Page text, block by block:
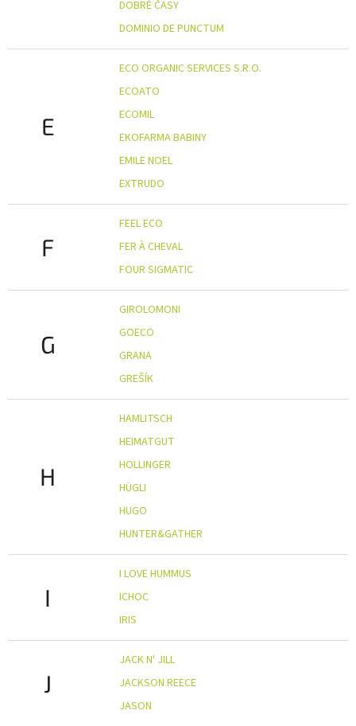
DOBRÉ ČASY
DOMINIO DE PUNCTUM
E
ECO ORGANIC SERVICES S.R.O.
ECOATO
ECOMIL
EKOFARMA BABINY
EMILE NOEL
EXTRUDO
F
FEEL ECO
FER À CHEVAL
FOUR SIGMATIC
G
GIROLOMONI
GOECO
GRANA
GREŠÍK
H
HAMLITSCH
HEIMATGUT
HOLLINGER
HÜGLI
HUGO
HUNTER&GATHER
I
I LOVE HUMMUS
ICHOC
IRIS
J
JACK N' JILL
JACKSON REECE
JASON